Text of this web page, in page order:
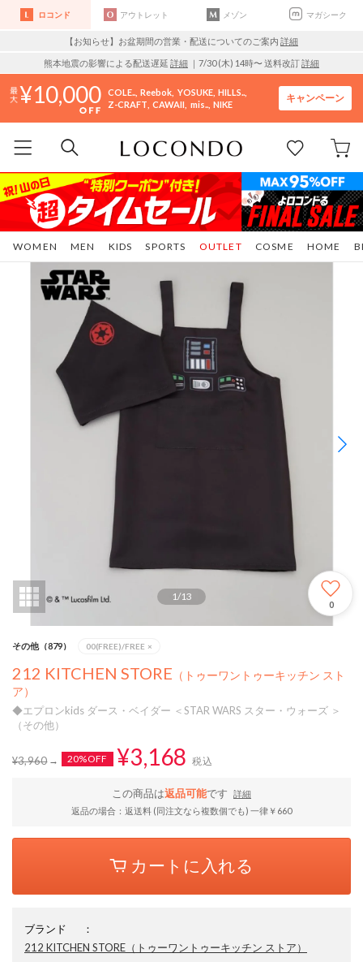
ロコンド アウトレット メゾン マガシーク
【お知らせ】お盆期間の営業・配送についてのご案内 詳細
熊本地震の影響による配送遅延 詳細 ｜7/30 (木) 14時〜 送料改訂詳細
10,000 COLE.. Reebok YOSUKE HILLS..
Z-CRAFT CAWAII mis.. NIKE
キャンペーン
WOMEN MEN KIDS SPORTS COSME HOME
OUTLET
1/13
0
その他（879） 00(FREE)/FREE ×
212 KITCHEN STORE （トゥーワントゥーキッチン スト
ア）
◆エプロンkids ダース・ベイダー ＜STAR WARS スター・ウォーズ ＞
（その他）
¥3,960 20%OFF ¥3,168 税込
この商品は返品可能です
詳細
返品の場合：返送料 (同注文なら複数個でも) 一律￥660
カートに入れる
ブランド
：
212 KITCHEN STORE （トゥーワントゥーキッチン ストア）